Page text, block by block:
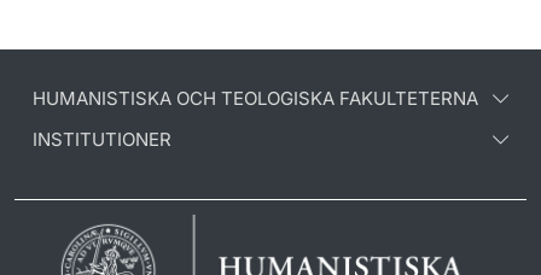
HUMANISTISKA OCH TEOLOGISKA FAKULTETERNA
INSTITUTIONER